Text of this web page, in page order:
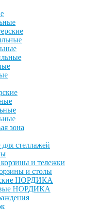
зона
стеллажей
и тележки
и столы
НОРДИКА
НОРДИКА